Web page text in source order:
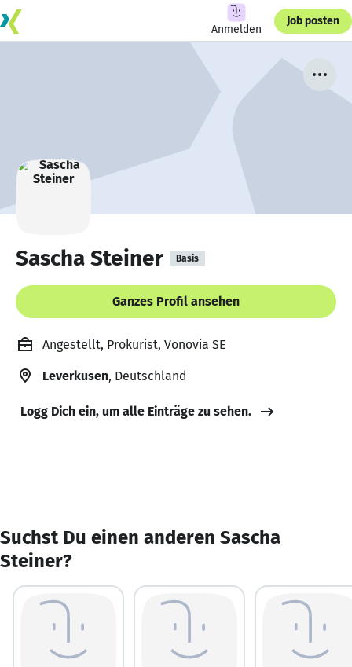
Anmelden
Job posten
Sascha Steiner Basis
Ganzes Profil ansehen
Angestellt, Prokurist, Vonovia SE
Leverkusen, Deutschland
Logg Dich ein, um alle Einträge zu sehen.
Suchst Du einen anderen Sascha
Steiner?